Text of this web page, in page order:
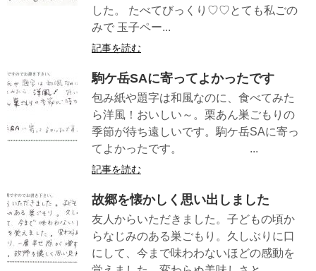
した。 たべてびっくり♡♡とても私ごの
みで 玉子ペー...
記事を読む
駒ケ岳SAに寄ってよかったです
包み紙や題字は和風なのに、食べてみた
ら洋風！おいしい～。栗あん巣ごもりの
季節が待ち遠しいです。駒ケ岳SAに寄っ
てよかったです。 ...
記事を読む
故郷を懐かしく思い出しました
友人からいただきました。子どもの頃か
らなじみのある巣ごもり。久しぶりに口
にして、今まで味わわないほどの感動を